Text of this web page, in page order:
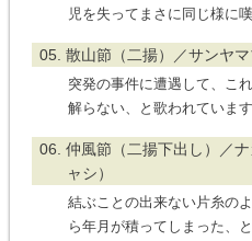
児を失ってまさに同じ様に
05. 散山節（二揚）／サンヤマ
突発の事件に遭遇して、こ
解らない、と歌われています
06. 仲風節（二揚下出し）／
ャシ）
結ぶことの出来ない片糸の
ら年月が積ってしまった、